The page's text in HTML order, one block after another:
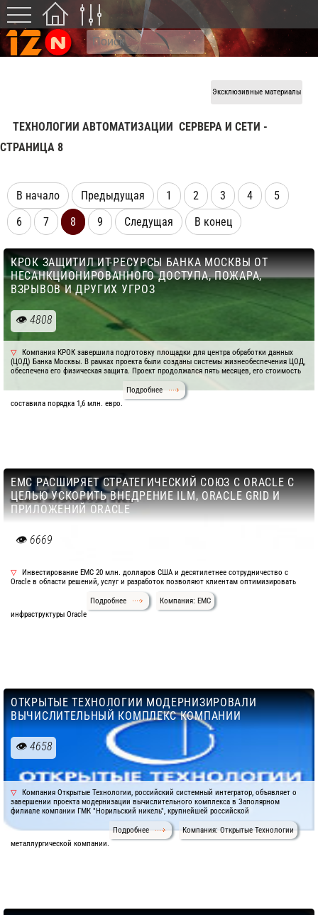
Эксклюзивные материалы
ТЕХНОЛОГИИ АВТОМАТИЗАЦИИ СЕРВЕРА И СЕТИ -
CТРАНИЦА 8
В начало Предыдущая 1 2 3 4
5
6
7 8 9 Следущая В конец
КРОК ЗАЩИТИЛ ИТ-РЕСУРСЫ БАНКА МОСКВЫ ОТ
НЕСАНКЦИОНИРОВАННОГО ДОСТУПА, ПОЖАРА,
ВЗРЫВОВ И ДРУГИХ УГРОЗ
4808
Компания КРОК завершила подготовку площадки для центра обработки данных
(ЦОД) Банка Москвы. В рамках проекта были созданы системы жизнеобеспечения ЦОД,
обеспечена его физическая защита. Проект продолжался пять месяцев, его стоимость
составила порядка 1,6 млн. евро.
Подробнее
ЕМС РАСШИРЯЕТ СТРАТЕГИЧЕСКИЙ СОЮЗ С ORACLE C
ЦЕЛЬЮ УСКОРИТЬ ВНЕДРЕНИЕ ILM, ORACLE GRID И
ПРИЛОЖЕНИЙ ORACLE
6669
Инвестирование ЕМС 20 млн. долларов США и десятилетнее сотрудничество с
Oracle в области решений, услуг и разработок позволяют клиентам оптимизировать
инфраструктуры Oracle
Подробнее Компания: EMC
ОТКРЫТЫЕ ТЕХНОЛОГИИ МОДЕРНИЗИРОВАЛИ
ВЫЧИСЛИТЕЛЬНЫЙ КОМПЛЕКС КОМПАНИИ
4658
Компания Открытые Технологии, российский системный интегратор, объявляет о
завершении проекта модернизации вычислительного комплекса в Заполярном
филиале компании ГМК "Норильский никель", крупнейшей российской
металлургической компании.
Подробнее Компания: Открытые Технологии